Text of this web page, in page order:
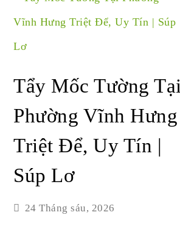
Tẩy Mốc Tường Tại
Phường Vĩnh Hưng
Triệt Để, Uy Tín |
Súp Lơ
24 Tháng sáu, 2026